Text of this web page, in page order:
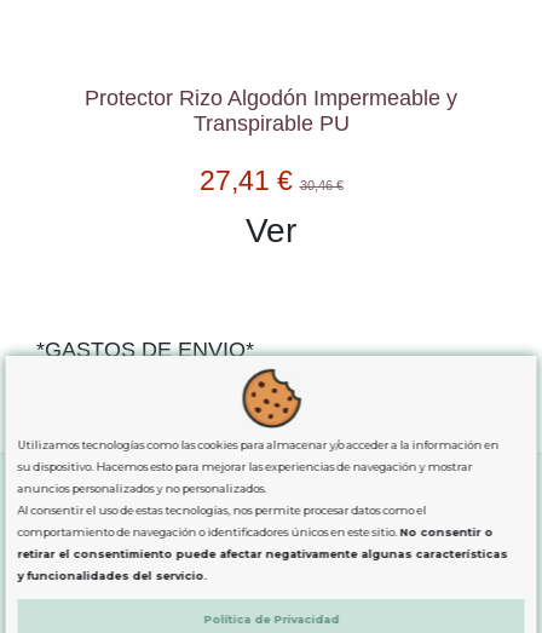
Protector Rizo Algodón Impermeable y
Transpirable PU
27,41 €30,46 €
Ver
*GASTOS DE ENVIO*
para comprassuperiores a 80€
exclusiva para la peninsula.
SOBRE NOSOTROS
LEGAL
Utilizamos tecnologías como las cookies para almacenar y/o acceder a la información en
su dispositivo. Hacemos esto para mejorar las experiencias de navegación y mostrar
anuncios personalizados y no personalizados.
Al consentir el uso de estas tecnologías, nos permite procesar datos como el
comportamiento de navegación o identificadores únicos en este sitio.No consentir o
retirar el consentimiento puede afectar negativamente algunas características
y funcionalidades del servicio.
Política de Privacidad